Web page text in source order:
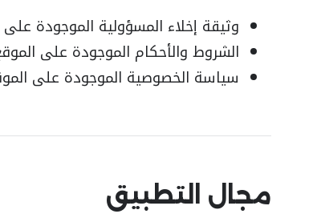
وثيقة إخلاء المسؤولية الموجودة
الشروط والأحكام الموجودة على
سياسة الخصوصية الموجودة على
مجال التطبيق